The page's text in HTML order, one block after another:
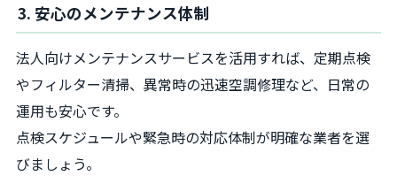
3. 安心のメンテナンス体制
法人向けメンテナンスサービスを活用すれば、定期点検
やフィルター清掃、異常時の迅速空調修理など、日常の
運用も安心です。
点検スケジュールや緊急時の対応体制が明確な業者を選
びましょう。